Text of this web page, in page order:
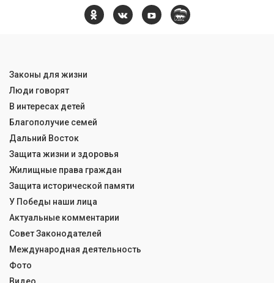
Законы для жизни
Люди говорят
В интересах детей
Благополучие семей
Дальний Восток
Защита жизни и здоровья
Жилищные права граждан
Защита исторической памяти
У Победы наши лица
Актуальные комментарии
Совет Законодателей
Международная деятельность
Фото